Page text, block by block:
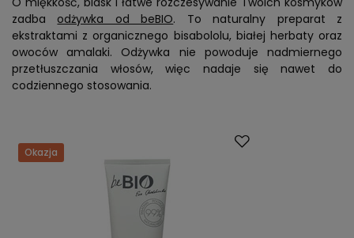
zadba odżywka od beBIO. To naturalny preparat z
ekstraktami z organicznego bisabololu, białej herbaty oraz
owoców amalaki. Odżywka nie powoduje nadmiernego
przetłuszczania włosów, więc nadaje się nawet do
codziennego stosowania.
Okazja